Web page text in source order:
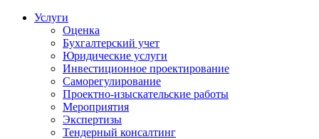
Услуги
Оценка
Бухгалтерский учет
Юридические услуги
Инвестиционное проектирование
Саморегулирование
Проектно-изыскательские работы
Мероприятия
Экспертизы
Тендерный консалтинг